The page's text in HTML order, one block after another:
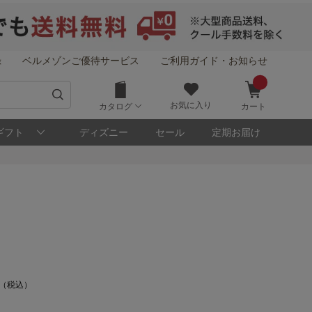
ベルメゾンご優待サービス ご利用ガイド・お知らせ
カタログ お気に入り カート
フト ディズニー セール 定期お届け
税込）